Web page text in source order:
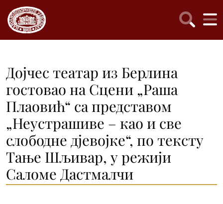
Дојчес театар из Берлина
гостовао на Сцени „Раша
Плаовић“ са представом
„Неустрашиве – као и све
слободне дјевојке“, по тексту
Тање Шљивар, у режији
Саломе Дастмалчи